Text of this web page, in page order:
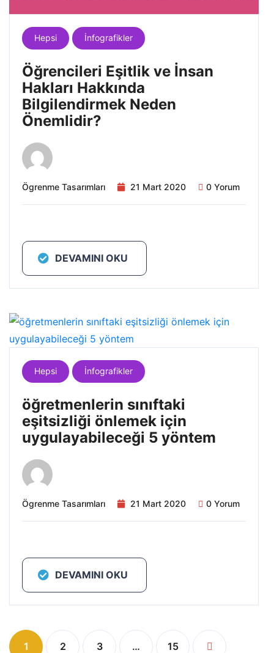
Hepsi İnfografikler
Öğrencileri Eşitlik ve İnsan
Hakları Hakkında
Bilgilendirmek Neden
Önemlidir?
Ögrenme Tasarımları 21 Mart 2020 0 Yorum
DEVAMINI OKU
Hepsi İnfografikler
öğretmenlerin sınıftaki
eşitsizliği önlemek için
uygulayabileceği 5 yöntem
Ögrenme Tasarımları 21 Mart 2020 0 Yorum
DEVAMINI OKU
1 2 3 … 15